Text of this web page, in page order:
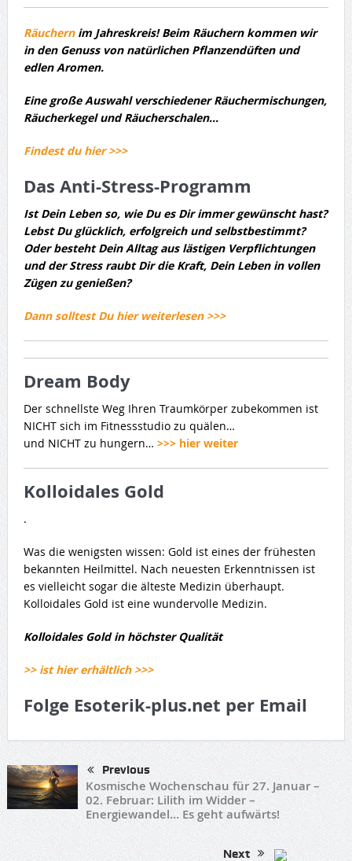
Räuchern im Jahreskreis! Beim Räuchern kommen wir
in den Genuss von natürlichen Pflanzendüften und
edlen Aromen.
Eine große Auswahl verschiedener Räuchermischungen,
Räucherkegel und Räucherschalen…
Findest du hier >>>
Das Anti-Stress-Programm
Ist Dein Leben so, wie Du es Dir immer gewünscht hast?
Lebst Du glücklich, erfolgreich und selbstbestimmt?
Oder besteht Dein Alltag aus lästigen Verpflichtungen
und der Stress raubt Dir die Kraft, Dein Leben in vollen
Zügen zu genießen?
Dann solltest Du hier weiterlesen >>>
Dream Body
Der schnellste Weg Ihren Traumkörper zubekommen ist
NICHT sich im Fitnessstudio zu quälen…
und NICHT zu hungern… >>> hier weiter
Kolloidales Gold
.
Was die wenigsten wissen: Gold ist eines der frühesten
bekannten Heilmittel. Nach neuesten Erkenntnissen ist
es vielleicht sogar die älteste Medizin überhaupt.
Kolloidales Gold ist eine wundervolle Medizin.
Kolloidales Gold in höchster Qualität
>> ist hier erhältlich >>>
Folge Esoterik-plus.net per Email
Previous
Kosmische Wochenschau für 27. Januar –
02. Februar: Lilith im Widder –
Energiewandel… Es geht aufwärts!
Next